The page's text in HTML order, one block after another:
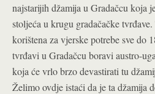
najstarijih džamija u Gradačcu koja
stoljeća u krugu gradačačke
korištena za vjerske potrebe sve do
tvrđavi u Gradačcu boravi austro-
koja će vrlo brzo devastirati tu
Želimo ovdje istaći da je ta džamija